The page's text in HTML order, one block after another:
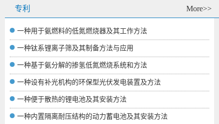
专利 More>>
一种用于氨燃料的低氮燃烧器及其工作方法
一种钛系锂离子筛及其制备方法与应用
一种基于氨分解的掺氢低氮燃烧系统和方法
一种设有补光机构的环保型光伏发电装置及方法
一种便于散热的锂电池及其安装方法
一种内置隔离耐压结构的动力蓄电池及其安装方法